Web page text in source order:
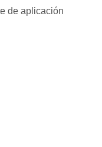
de aplicación